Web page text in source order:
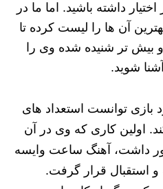
داشته باشید. اما ما در
آن ها را لیست کرده تا
بیش تر شنیده شده وی را
شوید.
بازی توانست استعداد های
اولین کاری که وی در آن
داشت، آهنگ ساعت وایسه
و استقبال قرار گرفت.